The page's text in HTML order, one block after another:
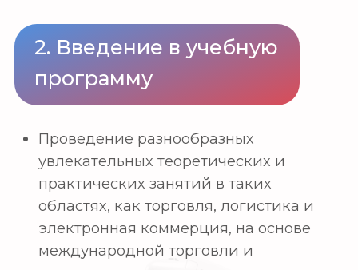
2-й курс
Принципы международной торговли
Принципы международной логистики
Основы программирования на Python
Основы гуманитарных наук
3-й курс
Торговый английский
Международный договор купли-
продажи
Международные торговые платежи
Продвинутые иностранные языки